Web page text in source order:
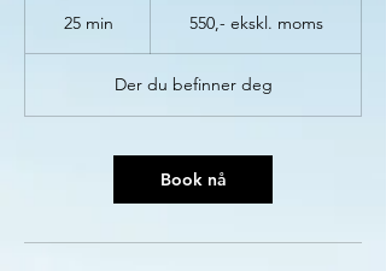
25 min
i
n
550,- ekskl. moms
Der du befinner deg
Book nå